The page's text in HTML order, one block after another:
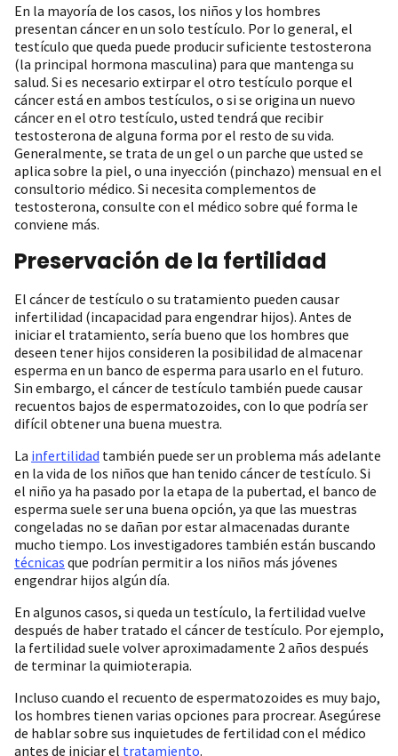
En la mayoría de los casos, los niños y los hombres
presentan cáncer en un solo testículo. Por lo general, el
testículo que queda puede producir suficiente testosterona
(la principal hormona masculina) para que mantenga su
salud. Si es necesario extirpar el otro testículo porque el
cáncer está en ambos testículos, o si se origina un nuevo
cáncer en el otro testículo, usted tendrá que recibir
testosterona de alguna forma por el resto de su vida.
Generalmente, se trata de un gel o un parche que usted se
aplica sobre la piel, o una inyección (pinchazo) mensual en el
consultorio médico. Si necesita complementos de
testosterona, consulte con el médico sobre qué forma le
conviene más.
Preservación de la fertilidad
El cáncer de testículo o su tratamiento pueden causar
infertilidad (incapacidad para engendrar hijos). Antes de
iniciar el tratamiento, sería bueno que los hombres que
deseen tener hijos consideren la posibilidad de almacenar
esperma en un banco de esperma para usarlo en el futuro.
Sin embargo, el cáncer de testículo también puede causar
recuentos bajos de espermatozoides, con lo que podría ser
difícil obtener una buena muestra.
La infertilidad también puede ser un problema más adelante
en la vida de los niños que han tenido cáncer de testículo. Si
el niño ya ha pasado por la etapa de la pubertad, el banco de
esperma suele ser una buena opción, ya que las muestras
congeladas no se dañan por estar almacenadas durante
mucho tiempo. Los investigadores también están buscando
técnicas que podrían permitir a los niños más jóvenes
engendrar hijos algún día.
En algunos casos, si queda un testículo, la fertilidad vuelve
después de haber tratado el cáncer de testículo. Por ejemplo,
la fertilidad suele volver aproximadamente 2 años después
de terminar la quimioterapia.
Incluso cuando el recuento de espermatozoides es muy bajo,
los hombres tienen varias opciones para procrear. Asegúrese
de hablar sobre sus inquietudes de fertilidad con el médico
antes de iniciar el tratamiento.